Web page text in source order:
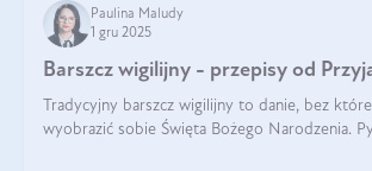
Paulina Maludy
1 gru 2025
Barszcz wigilijny - przepisy od
Tradycyjny barszcz wigilijny to danie, bez
wyobrazić sobie Święta Bożego Narodzenia.